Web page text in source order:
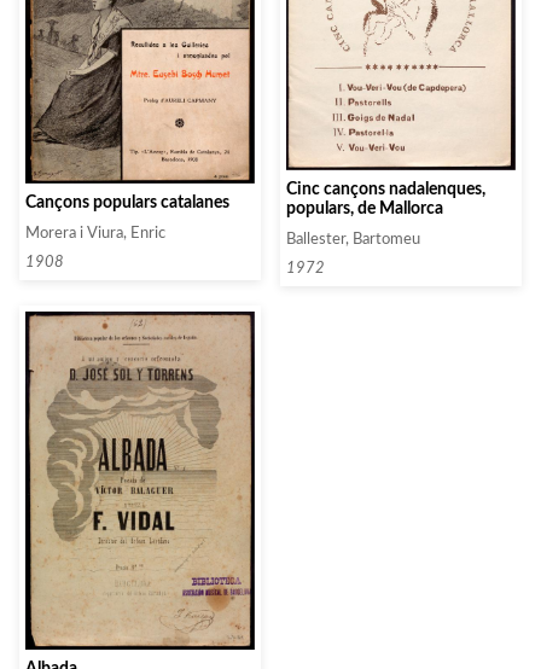
Cançons populars catalanes
Morera i Viura, Enric
1908
Cinc cançons nadalenques,
populars, de Mallorca
Ballester, Bartomeu
1972